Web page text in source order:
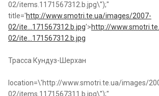
02/items.1171567312.b.jpg\'');"
title='http://www.smotri.te.ua/images/2007-
02/ite...171567312.b.jpg'>http://
02/ite...171567312.b.jpg
Трасса Кундуз-Шерхан
location=\'http://www.smotri.te.ua/images/
02/items.1171567311.b.jpg\'');"